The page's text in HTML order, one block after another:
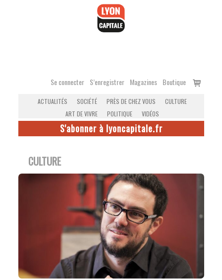
Se connecter S’enregistrer Magazines Boutique
Voir
ACTUALITÉS SOCIÉTÉ PRÈS DE CHEZ VOUS
CULTURE
ART DE VIVRE
POLITIQUE VIDÉOS
S'abonner à lyoncapitale.fr
CULTURE